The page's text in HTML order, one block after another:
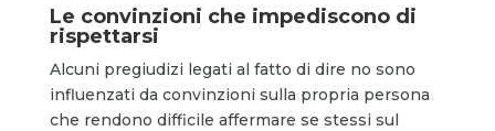
Le convinzioni che impediscono di
rispettarsi
Alcuni pregiudizi legati al fatto di dire no sono
influenzati da convinzioni sulla propria persona
che rendono difficile affermare se stessi sul